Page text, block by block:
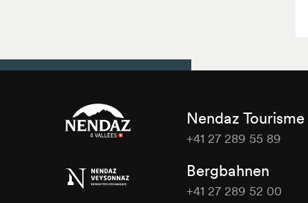
Tourisme
Nendaz Tourisme
+41 27 289 55 89
Bergbahnen
+41 27 289 52 00